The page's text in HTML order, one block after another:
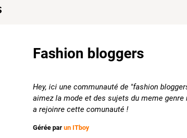
Fashion bloggers
Hey, ici une communauté de "fashion
aimez la mode et des sujets du meme genre
a rejoinre cette comunauté !
Gérée parun ITboy